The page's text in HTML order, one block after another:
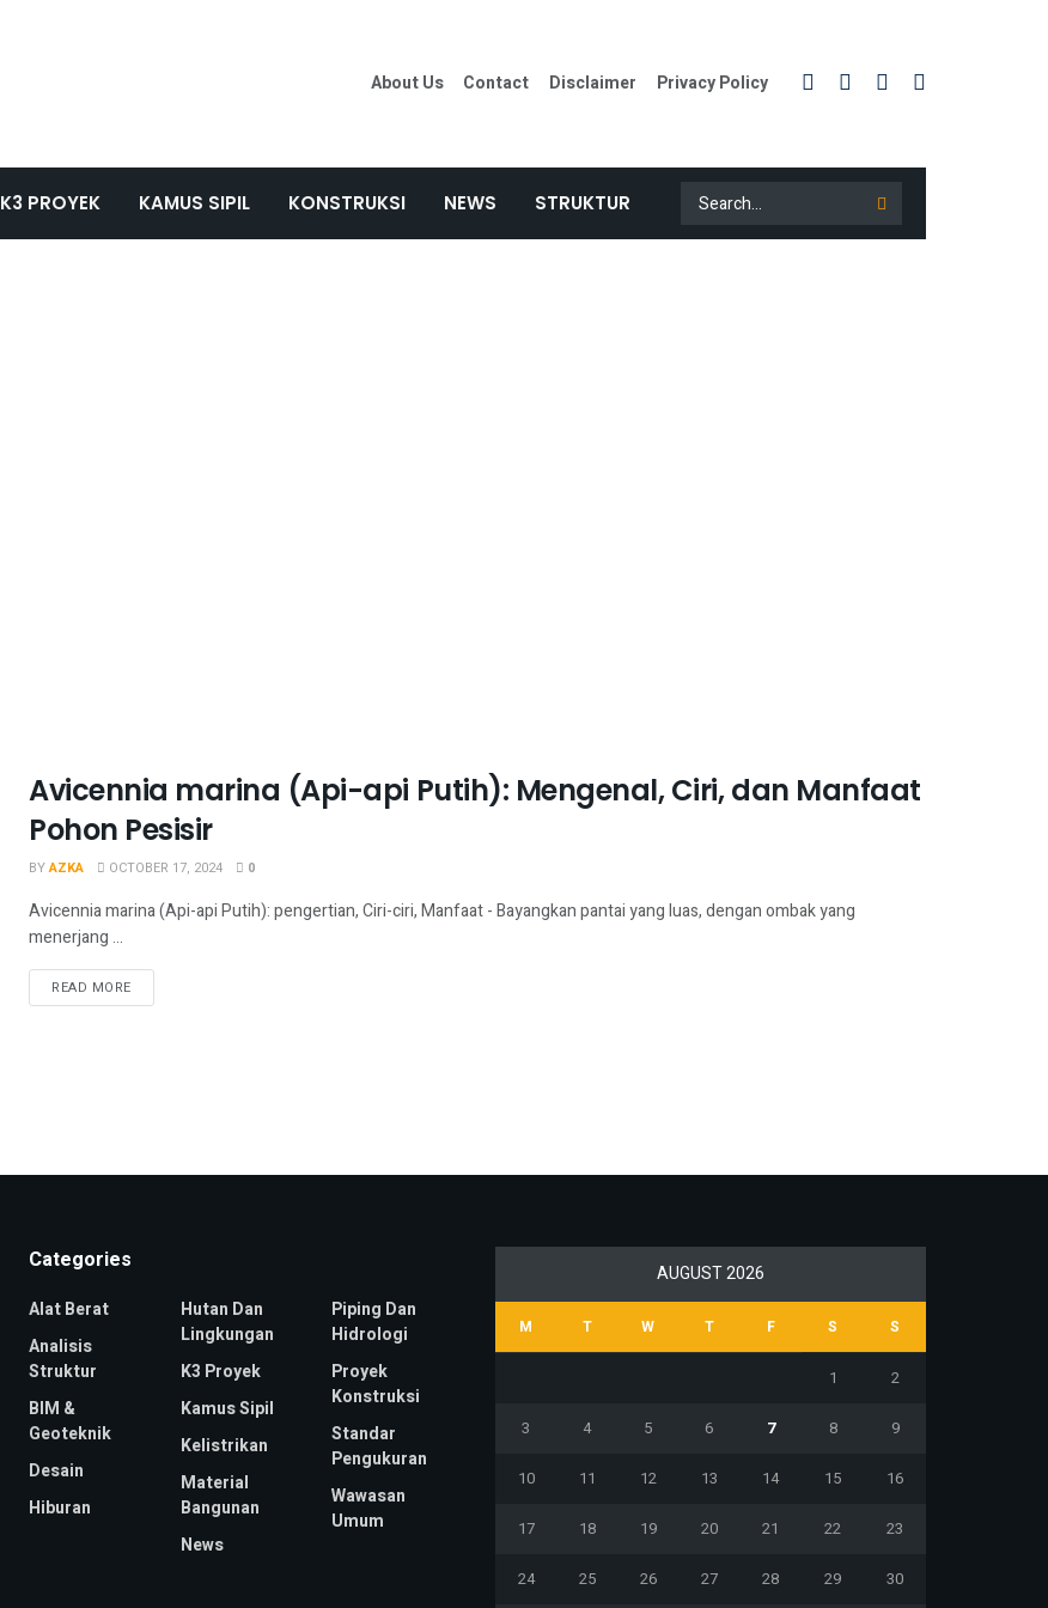
About Us Contact Disclaimer Privacy Policy
K3 PROYEK KAMUS SIPIL KONSTRUKSI NEWS STRUKTUR
Avicennia marina (Api-api Putih): Mengenal, Ciri, dan Manfaat
Pohon Pesisir
BYAZKA OCTOBER 17, 2024 0
Avicennia marina (Api-api Putih): pengertian, Ciri-ciri, Manfaat - Bayangkan pantai yang luas, dengan ombak yang
menerjang ...
READ MORE
Categories
Alat Berat
Analisis
Struktur
BIM &
Geoteknik
Desain
Hiburan
Hutan Dan
Lingkungan
K3 Proyek
Kamus Sipil
Kelistrikan
Material
Bangunan
News
Piping Dan
Hidrologi
Proyek
Konstruksi
Standar
Pengukuran
Wawasan
Umum
AUGUST 2026
M T W T F S S
1 2
3 4 5 6 7 8 9
10 11 12 13 14 15 16
17 18 19 20 21 22 23
24 25 26 27 28 29 30